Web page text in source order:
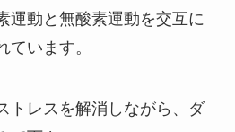
運動と無酸素運動を交互に
ています。
トレスを解消しながら、ダ